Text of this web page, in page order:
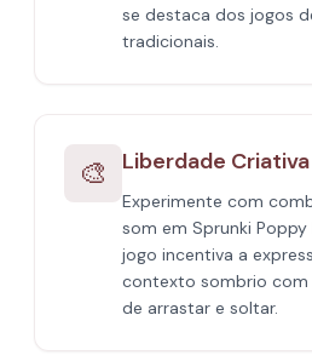
se destaca dos jogos
tradicionais.
🎨 Liberdade Criativa
Experimente com
som em Sprunki Poppy
jogo incentiva a
contexto sombrio com
de arrastar e soltar.